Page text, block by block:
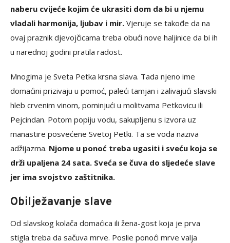
naberu cvijeće kojim će ukrasiti dom da bi u njemu
vladali harmonija, ljubav i mir. Vjeruje se takođe da na
ovaj praznik djevojčicama treba obući nove haljinice da bi ih
u narednoj godini pratila radost.
Mnogima je Sveta Petka krsna slava. Tada njeno ime
domaćini prizivaju u pomoć, paleći tamjan i zalivajući slavski
hleb crvenim vinom, pominjući u molitvama Petkovicu ili
Pejcindan. Potom popiju vodu, sakupljenu s izvora uz
manastire posvećene Svetoj Petki. Ta se voda naziva
adžijazma. Njome u ponoć treba ugasiti i sveću koja se
drži upaljena 24 sata. Sveća se čuva do sljedeće slave
jer ima svojstvo zaštitnika.
Obilježavanje slave
Od slavskog kolača domaćica ili žena-gost koja je prva
stigla treba da sačuva mrve. Poslie ponoći mrve valja